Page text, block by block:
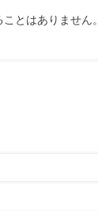
とはありません。